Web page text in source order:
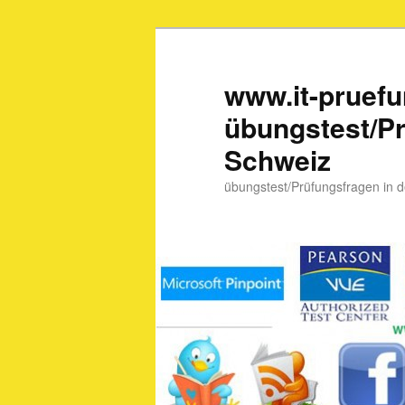
www.it-
übungstest/
Schweiz
übungstest/Prüfungsfragen in